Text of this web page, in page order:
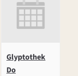
Glyptothek
Do